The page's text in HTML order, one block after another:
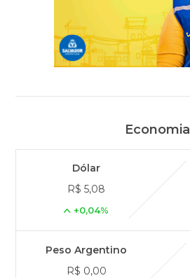
Economia
Dólar
R$ 5,08
+0,04%
Peso Argentino
R$ 0,00